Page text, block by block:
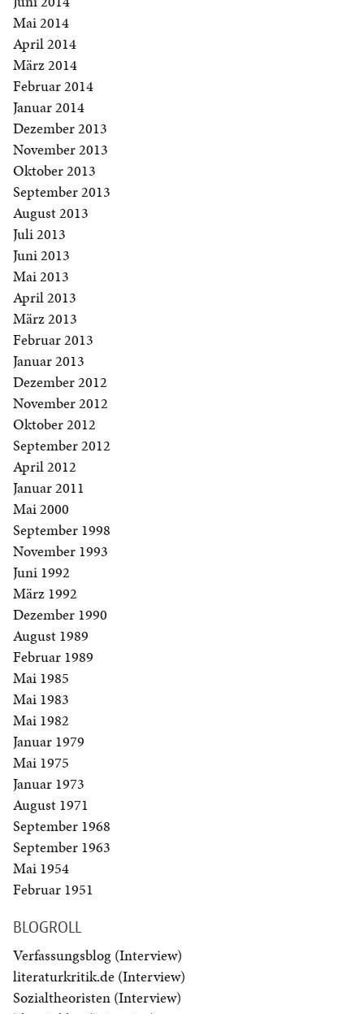
Mai 2014
April 2014
März 2014
Februar 2014
Januar 2014
Dezember 2013
November 2013
Oktober 2013
September 2013
August 2013
Juli 2013
Juni 2013
Mai 2013
April 2013
März 2013
Februar 2013
Januar 2013
Dezember 2012
November 2012
Oktober 2012
September 2012
April 2012
Januar 2011
Mai 2000
September 1998
November 1993
Juni 1992
März 1992
Dezember 1990
August 1989
Februar 1989
Mai 1985
Mai 1983
Mai 1982
Januar 1979
Mai 1975
Januar 1973
August 1971
September 1968
September 1963
Mai 1954
Februar 1951
BLOGROLL
Verfassungsblog (Interview)
literaturkritik.de (Interview)
Sozialtheoristen (Interview)